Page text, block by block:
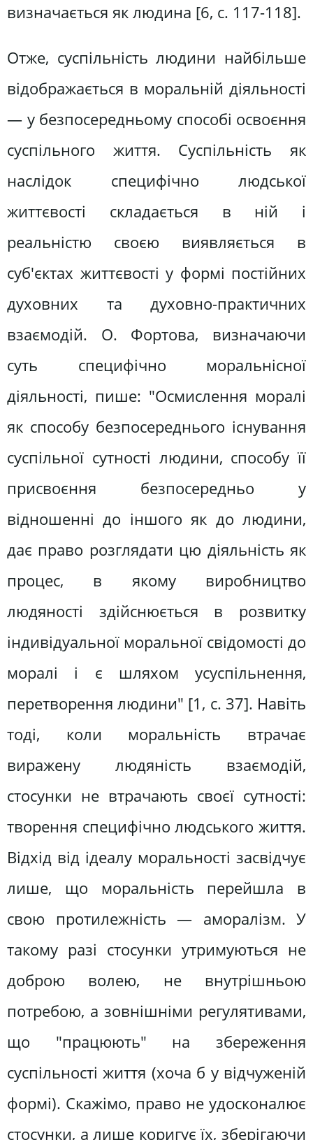
визначається як людина [6, c. 117-118].
Отже, суспільність людини найбільше
відображається в моральній діяльності
— у безпосередньому способі освоєння
суспільного життя. Суспільність як
наслідок специфічно людської
життєвості складається в ній і
реальністю своєю виявляється в
суб'єктах життєвості у формі постійних
духовних та духовно-практичних
взаємодій. О. Фортова, визначаючи
суть специфічно моральнісної
діяльності, пише: "Осмислення моралі
як способу безпосереднього існування
суспільної сутності людини, способу її
присвоєння безпосередньо у
відношенні до іншого як до людини,
дає право розглядати цю діяльність як
процес, в якому виробництво
людяності здійснюється в розвитку
індивідуальної моральної свідомості до
моралі і є шляхом усуспільнення,
перетворення людини" [1, с. 37]. Навіть
тоді, коли моральність втрачає
виражену людяність взаємодій,
стосунки не втрачають своєї сутності:
творення специфічно людського життя.
Відхід від ідеалу моральності засвідчує
лише, що моральність перейшла в
свою протилежність — аморалізм. У
такому разі стосунки утримуються не
доброю волею, не внутрішньою
потребою, а зовнішніми регулятивами,
що "працюють" на збереження
суспільності життя (хоча б у відчуженій
формі). Скажімо, право не удосконалює
стосунки, а лише коригує їх, зберігаючи